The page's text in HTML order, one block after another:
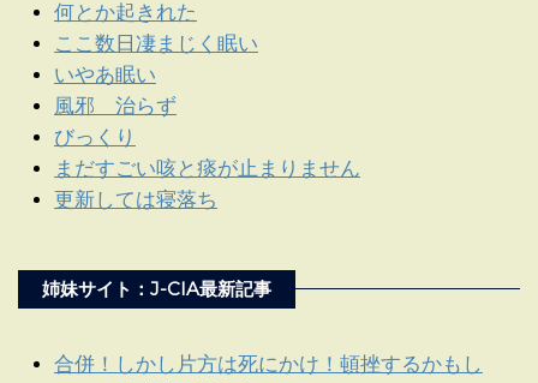
何とか起きれた
ここ数日凄まじく眠い
いやあ眠い
風邪 治らず
びっくり
まだすごい咳と痰が止まりません
更新しては寝落ち
姉妹サイト：J-CIA最新記事
合併！しかし片方は死にかけ！頓挫するかもし